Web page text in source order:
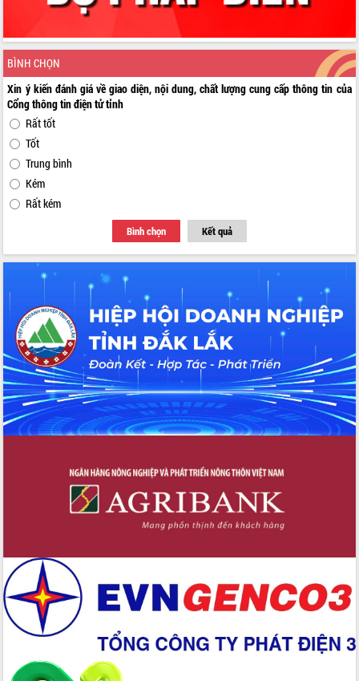
BÌNH CHỌN
Xin ý kiến đánh giá về giao diện, nội dung, chất lượng cung cấp thông tin của
Cổng thông tin điện tử tỉnh
Rất tốt
Tốt
Trung bình
Kém
Rất kém
Bình chọn Kết quả